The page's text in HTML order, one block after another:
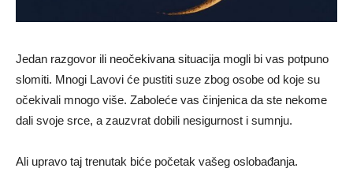
Jedan razgovor ili neočekivana situacija mogli bi vas potpuno
slomiti. Mnogi Lavovi će pustiti suze zbog osobe od koje su
očekivali mnogo više. Zaboleće vas činjenica da ste nekome
dali svoje srce, a zauzvrat dobili nesigurnost i sumnju.
Ali upravo taj trenutak biće početak vašeg oslobađanja.